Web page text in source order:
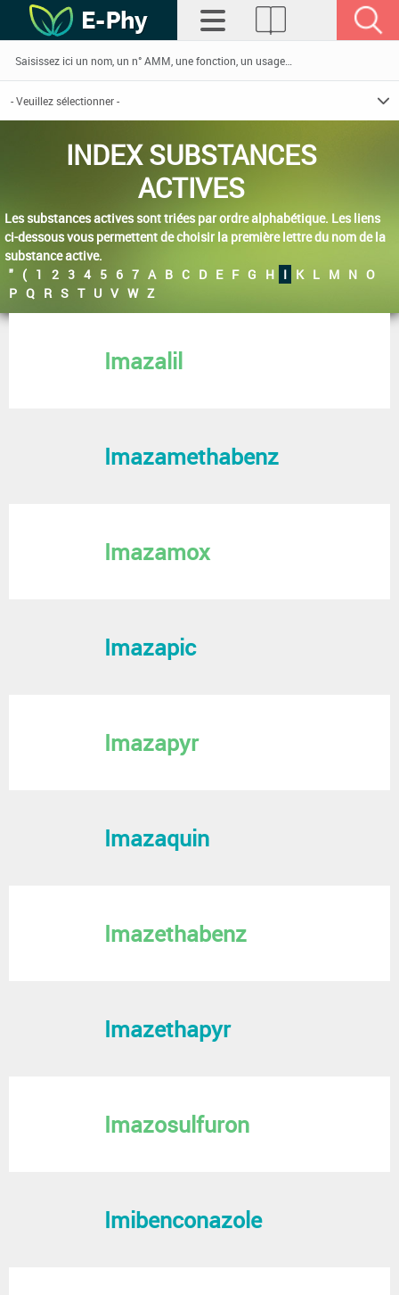
INDEX SUBSTANCES
ACTIVES
Les substances actives sont triées par ordre alphabétique. Les liens
ci-dessous vous permettent de choisir la première lettre du nom de la
substance active.
" ( 1 2 3 4 5 6 7 A B C D E F G H I K L M N O
P Q R S T U V W Z
Imazalil
Imazamethabenz
Imazamox
Imazapic
Imazapyr
Imazaquin
Imazethabenz
Imazethapyr
Imazosulfuron
Imibenconazole